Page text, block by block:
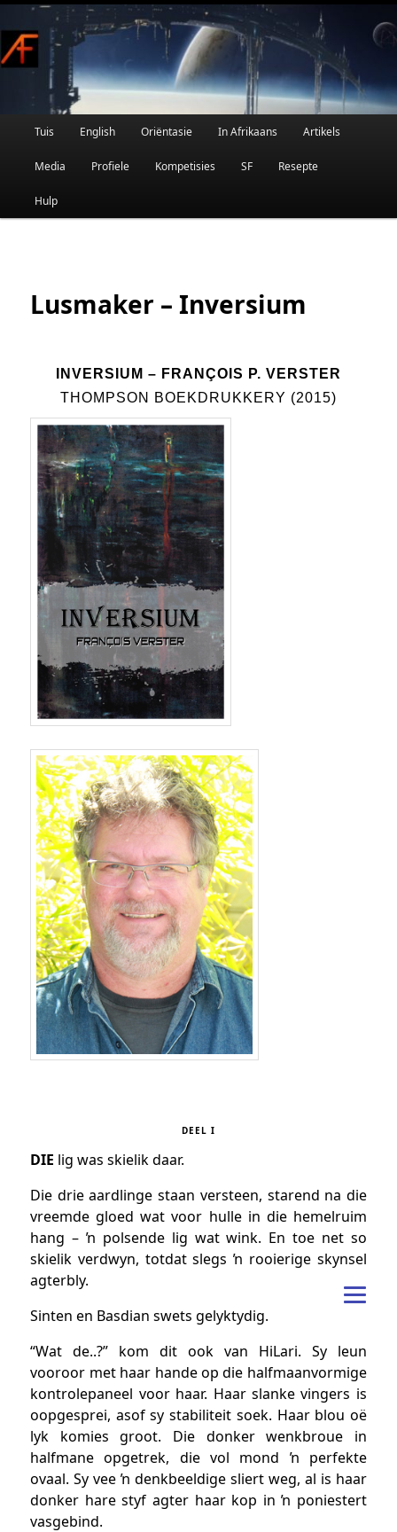
Skip
to
primary
content
Afrikaanse Wetenskapfiksie en Fantasie
Main
Tuis English Oriëntasie In Afrikaans Artikels
Media Profiele Kompetisies SF Resepte
Hulp
Lusmaker – Inversium
INVERSIUM – FRANÇOIS P. VERSTER
THOMPSON BOEKDRUKKERY (2015)
DEEL I
DIE lig was skielik daar.
Die drie aardlinge staan versteen, starend na die
vreemde gloed wat voor hulle in die hemelruim
hang – ŉ polsende lig wat wink. En toe net so
skielik verdwyn, totdat slegs ŉ rooierige skynsel
agterbly.
Sinten en Basdian swets gelyktydig.
“Wat de..?” kom dit ook van HiLari. Sy leun
vooroor met haar hande op die halfmaanvormige
kontrolepaneel voor haar. Haar slanke vingers is
oopgesprei, asof sy stabiliteit soek. Haar blou oë
lyk komies groot. Die donker wenkbroue in
halfmane opgetrek, die vol mond ŉ perfekte
ovaal. Sy vee ŉ denkbeeldige sliert weg, al is haar
donker hare styf agter haar kop in ŉ poniestert
vasgebind.